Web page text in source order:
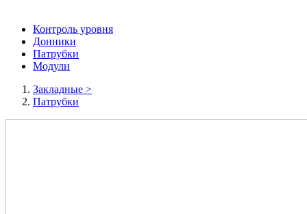
Контроль уровня
Донники
Патрубки
Модули
Закладные >
Патрубки